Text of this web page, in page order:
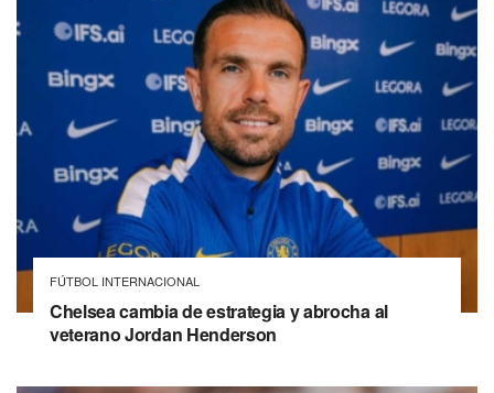
FÚTBOL INTERNACIONAL
Chelsea cambia de estrategia y abrocha al
veterano Jordan Henderson